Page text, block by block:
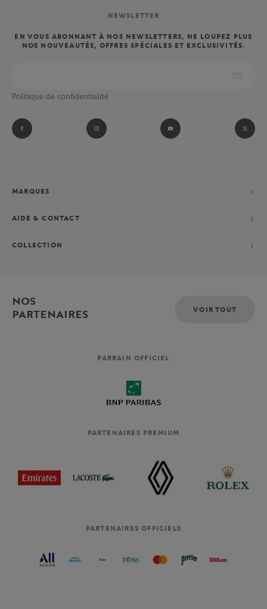
NEWSLETTER
EN VOUS ABONNANT À NOS NEWSLETTERS, NE LOUPEZ PLUS
NOS NOUVEAUTÉS, OFFRES SPÉCIALES ET EXCLUSIVITÉS.
Politique de confidentialité
MARQUES
AIDE & CONTACT
COLLECTION
NOS
PARTENAIRES
VOIR TOUT
PARRAIN OFFICIEL
PARTENAIRES PREMIUM
PARTENAIRES OFFICIELS